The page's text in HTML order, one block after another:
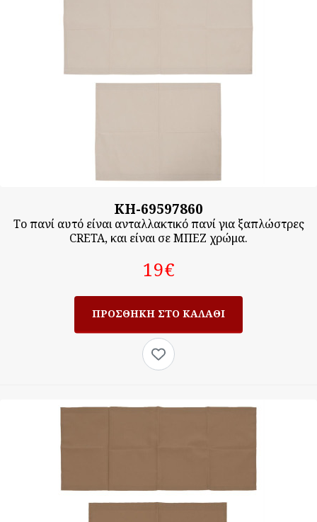
KH-69597860
Το πανί αυτό είναι ανταλλακτικό πανί για ξαπλώστρες
CRETA, και είναι σε ΜΠΕΖ χρώμα.
19‎€